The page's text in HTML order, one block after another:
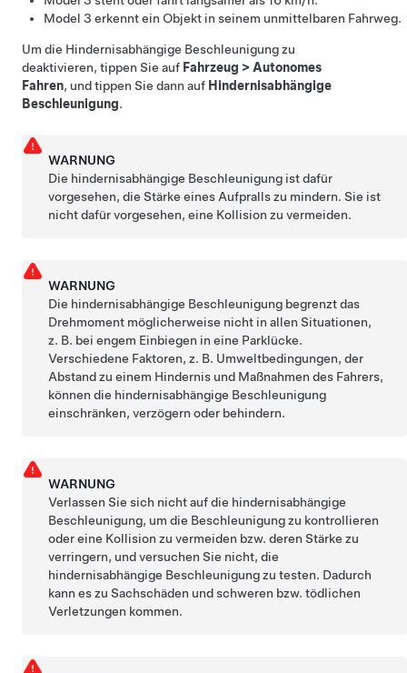
Model 3 erkennt ein Objekt in seinem unmittelbaren Fahrweg.
Um die Hindernisabhängige Beschleunigung zu
deaktivieren, tippen Sie auf Fahrzeug > Autonomes
Fahren, und tippen Sie dann auf Hindernisabhängige
Beschleunigung.
WARNUNG
Die hindernisabhängige Beschleunigung ist dafür
vorgesehen, die Stärke eines Aufpralls zu mindern. Sie ist
nicht dafür vorgesehen, eine Kollision zu vermeiden.
WARNUNG
Die hindernisabhängige Beschleunigung begrenzt das
Drehmoment möglicherweise nicht in allen Situationen,
z. B. bei engem Einbiegen in eine Parklücke.
Verschiedene Faktoren, z. B. Umweltbedingungen, der
Abstand zu einem Hindernis und Maßnahmen des Fahrers,
können die hindernisabhängige Beschleunigung
einschränken, verzögern oder behindern.
WARNUNG
Verlassen Sie sich nicht auf die hindernisabhängige
Beschleunigung, um die Beschleunigung zu kontrollieren
oder eine Kollision zu vermeiden bzw. deren Stärke zu
verringern, und versuchen Sie nicht, die
hindernisabhängige Beschleunigung zu testen. Dadurch
kann es zu Sachschäden und schweren bzw. tödlichen
Verletzungen kommen.